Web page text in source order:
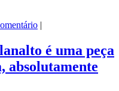
|
é uma peça
absolutamente